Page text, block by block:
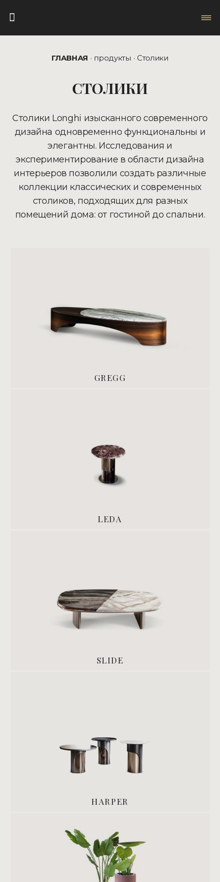
ГЛАВНАЯ продукты Столики
СТОЛИКИ
Столики Longhi изысканного современного
дизайна одновременно функциональны и
элегантны. Исследования и
экспериментирование в области дизайна
интерьеров позволили создать различные
коллекции классических и современных
столиков, подходящих для разных
помещений дома: от гостиной до спальни.
GREGG
LEDA
SLIDE
HARPER